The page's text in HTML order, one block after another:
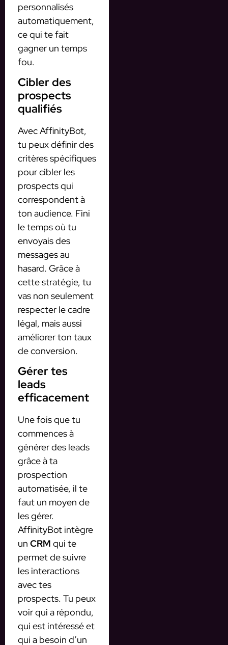
personnalisés
automatiquement,
ce qui te fait
gagner un temps
fou.
Cibler des
prospects
qualifiés
Avec AffinityBot,
tu peux définir des
critères spécifiques
pour cibler les
prospects qui
correspondent à
ton audience. Fini
le temps où tu
envoyais des
messages au
hasard. Grâce à
cette stratégie, tu
vas non seulement
respecter le cadre
légal, mais aussi
améliorer ton taux
de conversion.
Gérer tes
leads
efficacement
Une fois que tu
commences à
générer des leads
grâce à ta
prospection
automatisée, il te
faut un moyen de
les gérer.
AffinityBot intègre
un CRM qui te
permet de suivre
les interactions
avec tes
prospects. Tu peux
voir qui a répondu,
qui est intéressé et
qui a besoin d’un